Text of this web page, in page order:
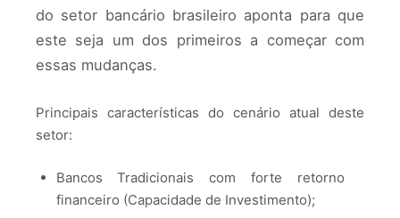
do setor bancário brasileiro aponta para que
este seja um dos primeiros a começar com
essas mudanças.
Principais características do cenário atual deste
setor:
Bancos Tradicionais com forte retorno
financeiro (Capacidade de Investimento);